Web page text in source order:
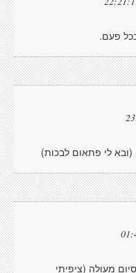
פעם.
(ובא לי פתאום לבכות)
מעולה (ציפיתי